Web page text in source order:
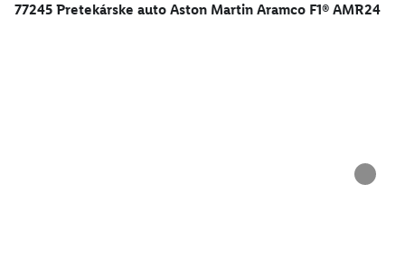
77245 Pretekárske auto Aston Martin Aramco F1® AMR24